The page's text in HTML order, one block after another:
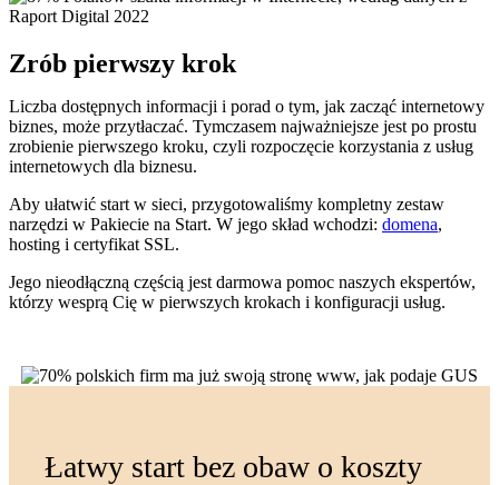
Zrób pierwszy krok
Liczba dostępnych informacji i porad o tym, jak zacząć internetowy
biznes, może przytłaczać. Tymczasem najważniejsze jest po prostu
zrobienie pierwszego kroku, czyli rozpoczęcie korzystania z usług
internetowych dla biznesu.
Aby ułatwić start w sieci, przygotowaliśmy kompletny zestaw
narzędzi w Pakiecie na Start. W jego skład wchodzi: domena,
hosting i certyfikat SSL.
Jego nieodłączną częścią jest darmowa pomoc naszych ekspertów,
którzy wesprą Cię w pierwszych krokach i konfiguracji usług.
Łatwy start bez obaw o koszty